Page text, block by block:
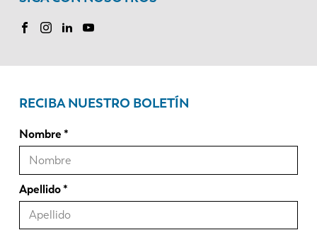
RECIBA NUESTRO BOLETÍN
Nombre
Apellido